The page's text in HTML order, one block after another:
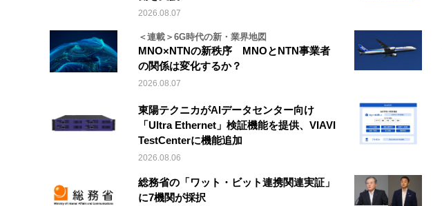
2026.08.07
＜連載＞6G時代の新・業界地図
MNO×NTNの新秩序 MNOとNTN事業者
の関係は変化するか？
2026.08.07
東陽テクニカがAIデータセンター向け
「Ultra Ethernet」検証機能を提供、VIAVI
TestCenterに機能追加
2026.08.06
総務省の「ワット・ビット連携関連実証」
に7機関が採択